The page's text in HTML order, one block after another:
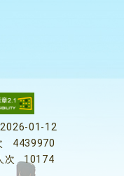
2026-01-12
4439970
次
10174